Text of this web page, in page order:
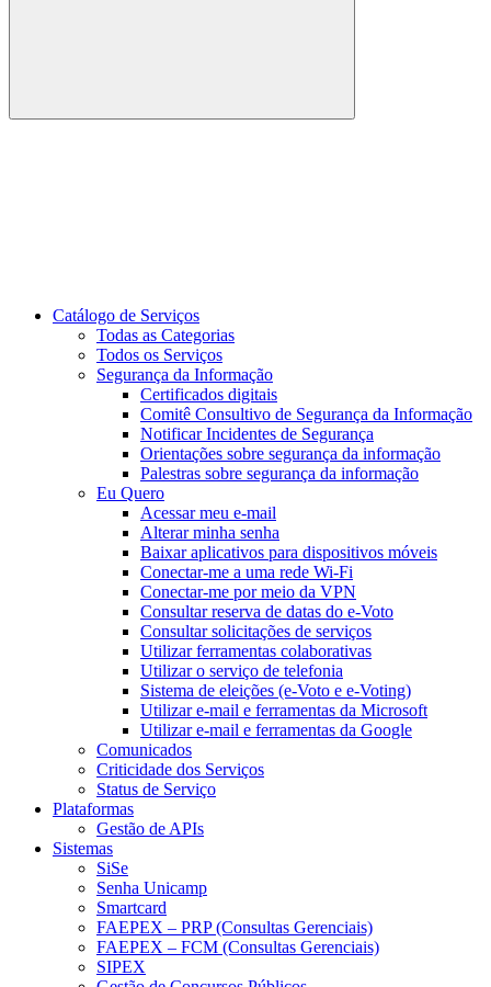
Buscar
Catálogo de Serviços
Todas as Categorias
Todos os Serviços
Segurança da Informação
Certificados digitais
Comitê Consultivo de Segurança da Informação
Notificar Incidentes de Segurança
Orientações sobre segurança da informação
Palestras sobre segurança da informação
Eu Quero
Acessar meu e-mail
Alterar minha senha
Baixar aplicativos para dispositivos móveis
Conectar-me a uma rede Wi-Fi
Conectar-me por meio da VPN
Consultar reserva de datas do e-Voto
Consultar solicitações de serviços
Utilizar ferramentas colaborativas
Utilizar o serviço de telefonia
Sistema de eleições (e-Voto e e-Voting)
Utilizar e-mail e ferramentas da Microsoft
Utilizar e-mail e ferramentas da Google
Comunicados
Criticidade dos Serviços
Status de Serviço
Plataformas
Gestão de APIs
Sistemas
SiSe
Senha Unicamp
Smartcard
FAEPEX – PRP (Consultas Gerenciais)
FAEPEX – FCM (Consultas Gerenciais)
SIPEX